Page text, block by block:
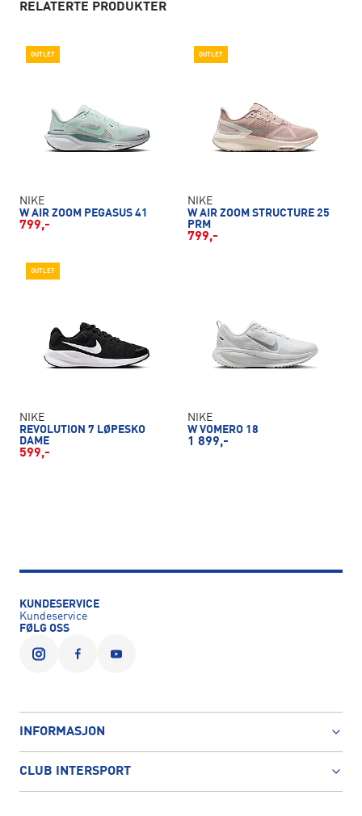
RELATERTE PRODUKTER
OUTLET
NIKE
W AIR ZOOM PEGASUS 41
799,-
OUTLET
NIKE
W AIR ZOOM STRUCTURE 25
PRM
799,-
OUTLET
NIKE
REVOLUTION 7 LØPESKO
DAME
599,-
NIKE
W VOMERO 18
1 899,-
KUNDESERVICE
Kundeservice
FØLG OSS
INFORMASJON
CLUB INTERSPORT